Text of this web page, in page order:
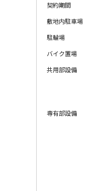
契約期間
敷地内駐車場
駐輪場
バイク置場
共用部設備
専有部設備